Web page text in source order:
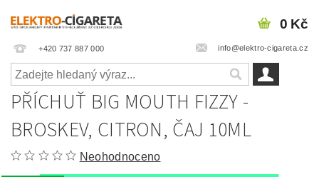
+420 737 887 000 info@elektro-cigareta.cz
0 Kč
PŘÍCHUŤ BIG MOUTH FIZZY -
BROSKEV, CITRON, ČAJ 10ML
Neohodnoceno